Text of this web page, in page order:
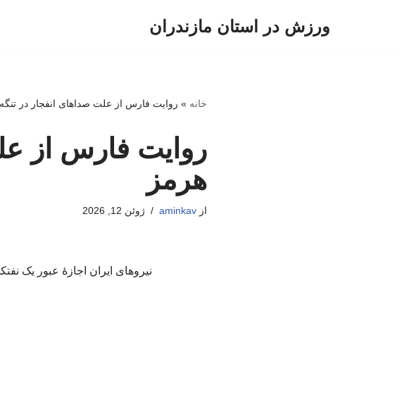
ورزش در استان مازندران
خانه » روایت فارس از علت صداهای انفجار در
روایت فارس از
هرمز
ازaminkav ژوئن 12, 2026
نیروهای ایران اجازۀ عبور یک